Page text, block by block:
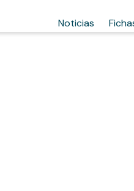
Noticias